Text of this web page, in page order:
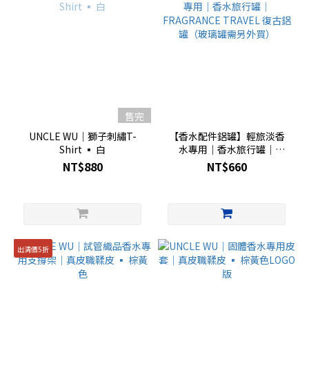
售完
UNCLE WU｜獅子刺繡T-
Shirt ▪︎ 白
NT$880
【香水配件鋁罐】輕旅淡香
水專用｜香水旅行罐｜
FRAGRANCE TRAVEL 復古
鋁罐（玻璃罐需另外買）
NT$660
出清價5折